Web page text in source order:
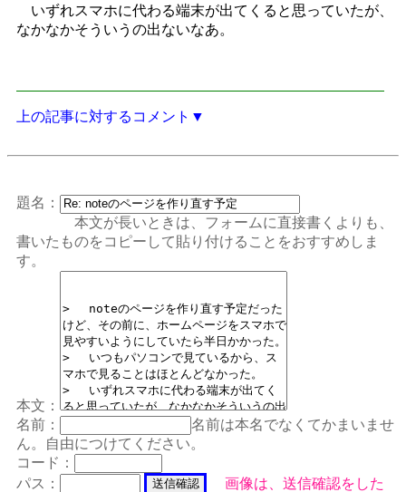
いずれスマホに代わる端末が出てくると思っていたが、
なかなかそういうの出ないなあ。
上の記事に対するコメント▼
題名：
本文が長いときは、フォームに直接書くよりも、
書いたものをコピーして貼り付けることをおすすめしま
す。
本文：
名前：
名前は本名でなくてかまいませ
ん。自由につけてください。
コード：
パス：
画像は、送信確認をした